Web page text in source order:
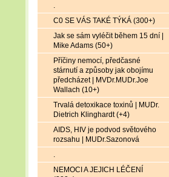
.
C0 SE VÁS TAKÉ TÝKÁ (300+)
Jak se sám vyléčit během 15 dní |
Mike Adams (50+)
Příčiny nemocí, předčasné
stárnutí a způsoby jak obojímu
předcházet | MVDr.MUDr.Joe
Wallach (10+)
Trvalá detoxikace toxinů | MUDr.
Dietrich Klinghardt (+4)
AIDS, HIV je podvod světového
rozsahu | MUDr.Sazonová
.
NEMOCI A JEJICH LÉČENÍ